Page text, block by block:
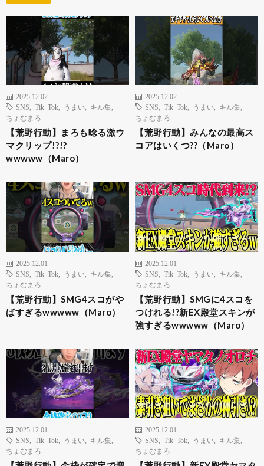
2025.12.02
SNS
Tik Tok うまい キル集
ちょむまろ
【荒野行動】まろも唸る激ウ
マクリップ!?!?
wwwww（Maro）
2025.12.02
SNS
Tik Tok うまい キル集
ちょむまろ
【荒野行動】みんなの最高ス
コアはいくつ??（Maro）
2025.12.01
SNS
Tik Tok うまい キル集
ちょむまろ
【荒野行動】SMG4スコがや
ばすぎるwwwww（Maro）
2025.12.01
SNS
Tik Tok うまい キル集
ちょむまろ
【荒野行動】SMGに4スコを
つけれる!?新EX殿堂スキンが
強すぎるwwwww（Maro）
2025.12.01
SNS
Tik Tok うまい キル集
ちょむまろ
2025.12.01
SNS
Tik Tok うまい キル集
ちょむまろ